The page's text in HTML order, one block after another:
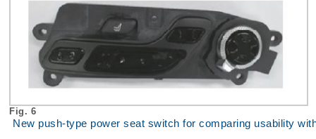
Fig. 6
New push-type power seat switch for comparing usability